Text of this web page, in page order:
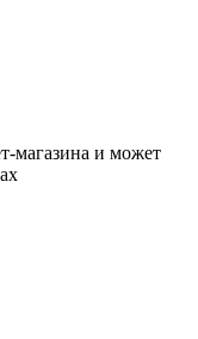
магазина и может